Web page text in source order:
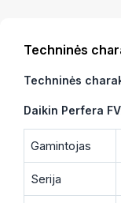
Techninės
Techninės
Daikin Perfera
Gamintojas
Serija